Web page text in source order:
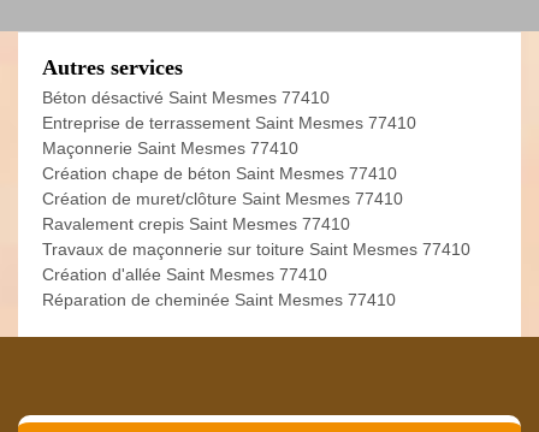
Autres services
Béton désactivé Saint Mesmes 77410
Entreprise de terrassement Saint Mesmes 77410
Maçonnerie Saint Mesmes 77410
Création chape de béton Saint Mesmes 77410
Création de muret/clôture Saint Mesmes 77410
Ravalement crepis Saint Mesmes 77410
Travaux de maçonnerie sur toiture Saint Mesmes 77410
Création d'allée Saint Mesmes 77410
Réparation de cheminée Saint Mesmes 77410